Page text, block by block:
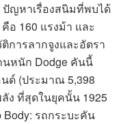
ญหาเรื่องสนิมที่พบได้
อ 160 แรงม้า และ
การลากจูงและอัตรา
นหนัก Dodge คันนี้
ด์ (ประมาณ 5,398
ง ที่สุดในยุคนั้น 1925
Body: รถกระบะคัน